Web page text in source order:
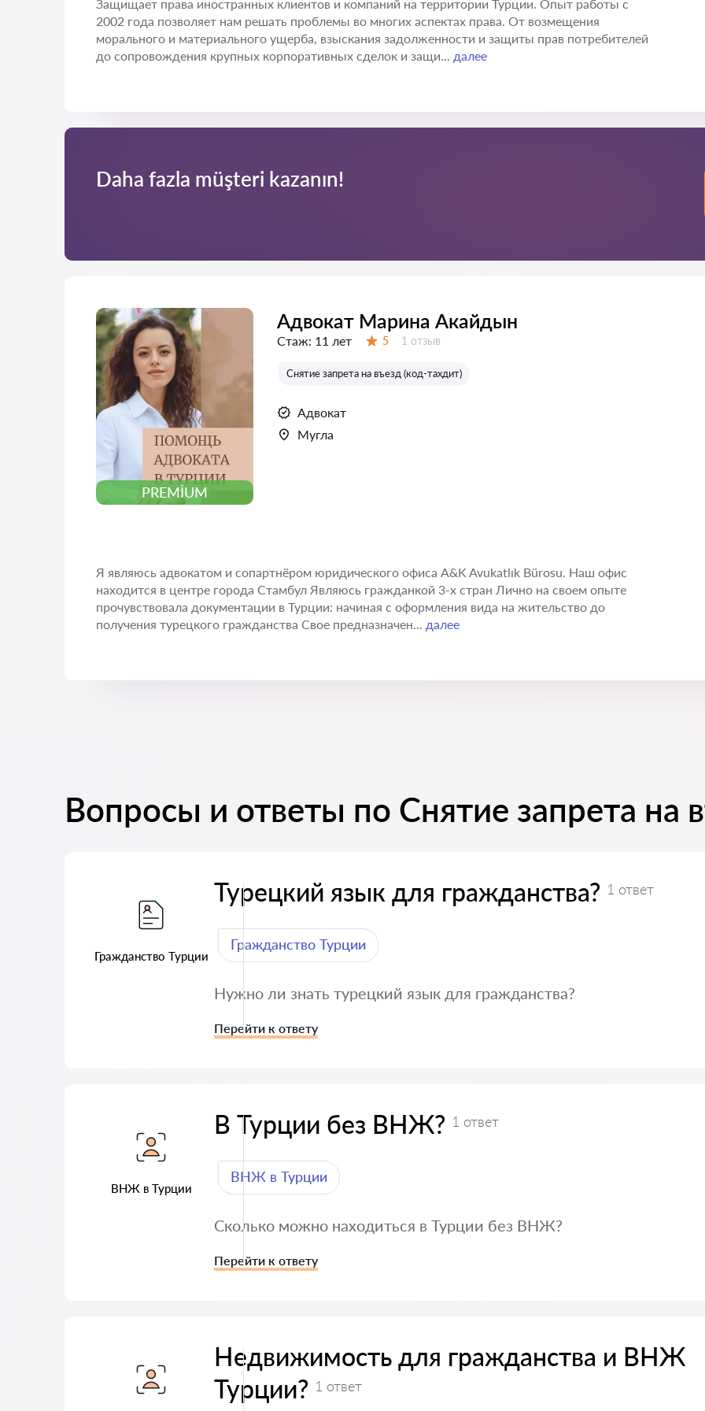
Защищает права иностранных клиентов и компаний на территории Турции. Опыт работы с
2002 года позволяет нам решать проблемы во многих аспектах права. От возмещения
морального и материального ущерба, взыскания задолженности и защиты прав потребителей
до сопровождения крупных корпоративных сделок и защи... далее
Daha fazla müşteri kazanın!
PREMIUM
Адвокат Марина Акайдын
Стаж: 11 лет 5 Отзывов:
1 отзыв
Снятие запрета на въезд (код-тахдит)
Адвокат
Мугла
Я являюсь адвокатом и сопартнёром юридического офиса A&K Avukatlık Bürosu. Наш офис
находится в центре города Стамбул Являюсь гражданкой 3-х стран Лично на своем опыте
прочувствовала документации в Турции: начиная с оформления вида на жительство до
получения турецкого гражданства Свое предназначен... далее
Вопросы и ответы по Снятие запрета на
Гражданство Турции
Турецкий язык для гражданства? 1 ответ
Гражданство Турции
Нужно ли знать турецкий язык для гражданства?
Перейти к ответу
ВНЖ в Турции
В Турции без ВНЖ? 1 ответ
ВНЖ в Турции
Сколько можно находиться в Турции без ВНЖ?
Перейти к ответу
Недвижимость для гражданства и ВНЖ
Турции? 1 ответ